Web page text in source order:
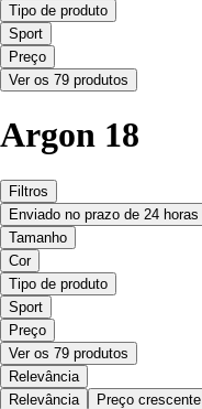
Tipo de produto
Sport
Preço
Ver os 79 produtos
Argon 18
Filtros
Enviado no prazo de 24 horas
Tamanho
Cor
Tipo de produto
Sport
Preço
Ver os 79 produtos
Relevância
Relevância
Preço crescente